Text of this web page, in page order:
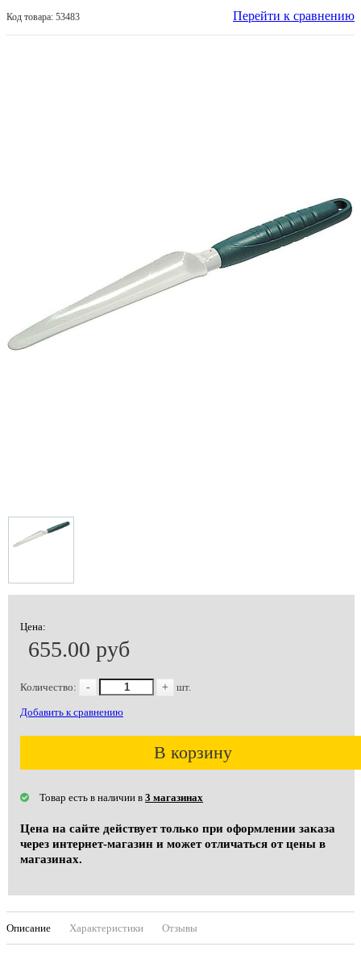
Код товара: 53483 Перейти к сравнению
Цена:
655.00 руб
Количество: - + шт.
Добавить к сравнению
В корзину
Товар есть в наличии в 3 магазинах
Цена на сайте действует только при оформлении заказа
через интернет-магазин и может отличаться от цены в
магазинах.
Описание Характеристики Отзывы